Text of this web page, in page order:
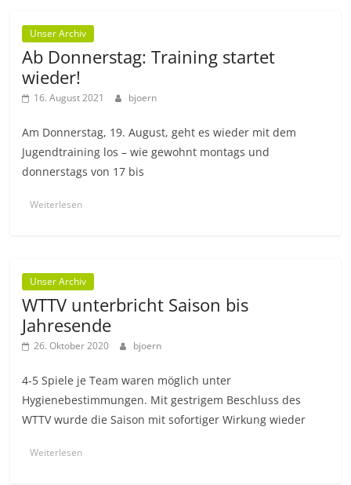
Unser Archiv
Ab Donnerstag: Training startet
wieder!
16. August 2021 bjoern
Am Donnerstag, 19. August, geht es wieder mit dem
Jugendtraining los – wie gewohnt montags und
donnerstags von 17 bis
Weiterlesen
Unser Archiv
WTTV unterbricht Saison bis
Jahresende
26. Oktober 2020 bjoern
4-5 Spiele je Team waren möglich unter
Hygienebestimmungen. Mit gestrigem Beschluss des
WTTV wurde die Saison mit sofortiger Wirkung wieder
Weiterlesen